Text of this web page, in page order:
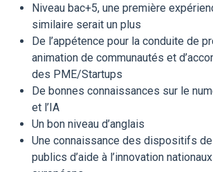
Niveau bac+5, une première
similaire serait un plus
De l’appétence pour la conduite de
animation de communautés et
des PME/Startups
De bonnes connaissances sur le
et l’IA
Un bon niveau d’anglais
Une connaissance des dispositifs
publics d’aide à l’innovation